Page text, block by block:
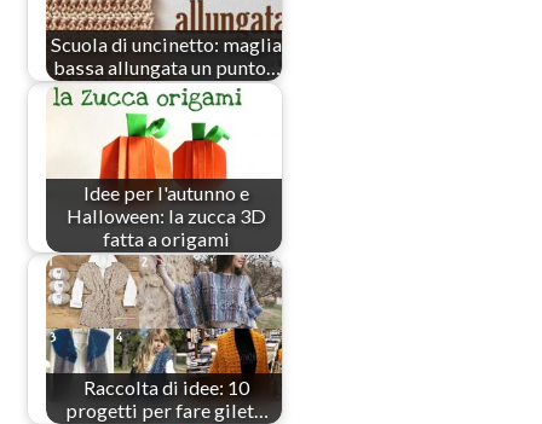
Scuola di uncinetto: maglia
bassa allungata un punto…
Idee per l'autunno e
Halloween: la zucca 3D
fatta a origami
Raccolta di idee: 10
progetti per fare gilet…